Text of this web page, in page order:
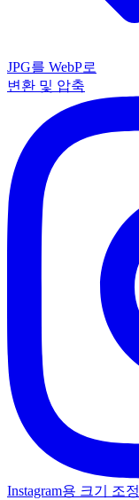
JPG를 WebP로
변환 및 압축
Instagram용 크기 조정